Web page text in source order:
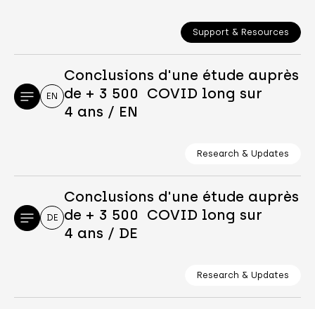
Support & Resources
EN
Conclusions d'une étude auprès
de + 3 500 COVID long sur
4 ans / EN
Research & Updates
DE
Conclusions d'une étude auprès
de + 3 500 COVID long sur
4 ans / DE
Research & Updates